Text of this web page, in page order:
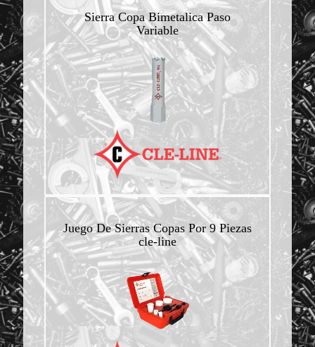
Sierra Copa Bimetalica Paso
Variable
Juego De Sierras Copas Por 9 Piezas
cle-line